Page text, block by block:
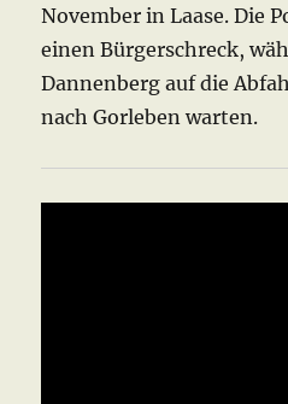
November in Laase. Die
einen Bürgerschreck,
Dannenberg auf die
nach Gorleben warten.